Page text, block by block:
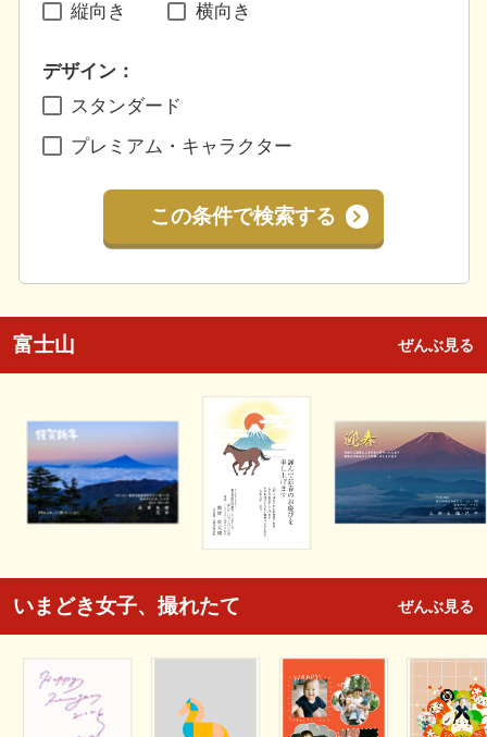
縦向き
横向き
デザイン：
スタンダード
プレミアム・キャラクター
この条件で検索する
富士山 ぜんぶ見る
いまどき女子、撮れたて ぜんぶ見る